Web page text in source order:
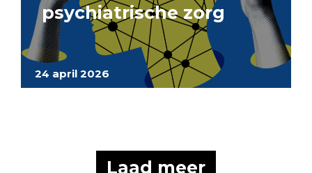
24 april 2026
psychiatrische zorg
Laad meer